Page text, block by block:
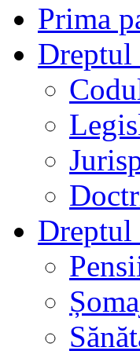
Prima
Dreptul